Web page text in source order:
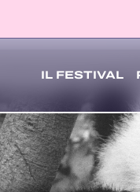
IL FESTIVAL